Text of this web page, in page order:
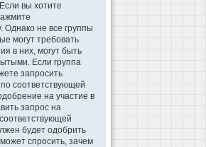
вы хотите
Однако не все группы
могут требовать
в них, могут быть
Если группа
запросить
соответствующей
на участие в
запрос на
будет одобрить
спросить, зачем